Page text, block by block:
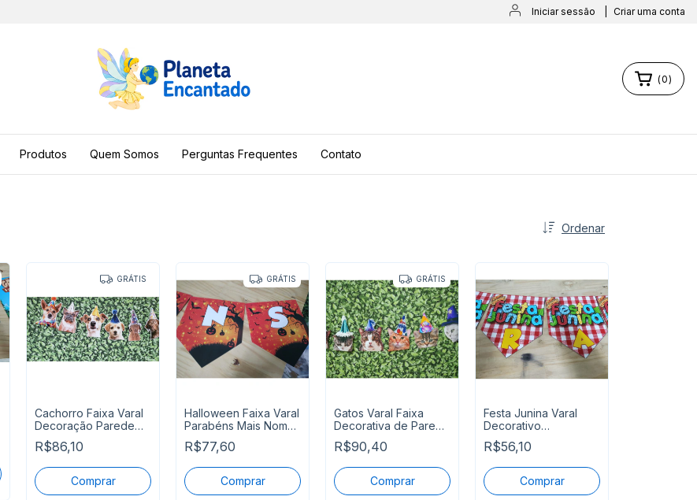
Iniciar sessão Criar uma conta
(0)
Produtos Quem Somos Perguntas Frequentes Contato
Ordenar
GRÁTIS
Cachorro Faixa Varal
Decoração Parede
Pronta Entrega
R$86,10
GRÁTIS
Halloween Faixa Varal
Parabéns Mais Nome
Pronta Entrega
R$77,60
GRÁTIS
Gatos Varal Faixa
Decorativa de Parede
12 Gatos Pronta Entrg
R$90,40
Festa Junina Varal
Decorativo
Personalizado
R$56,10